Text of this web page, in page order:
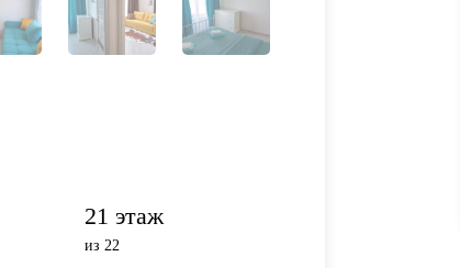
21 этаж
из 22